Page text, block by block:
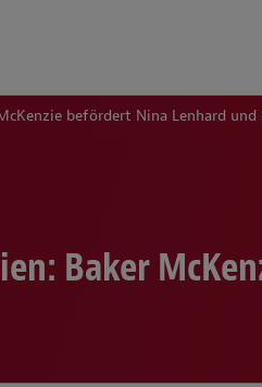
befördert Nina Lenhard und
Baker